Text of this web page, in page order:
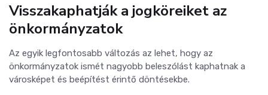
Visszakaphatják a jogköreiket az
önkormányzatok
Az egyik legfontosabb változás az lehet, hogy az
önkormányzatok ismét nagyobb beleszólást kaphatnak a
városképet és beépítést érintő döntésekbe.